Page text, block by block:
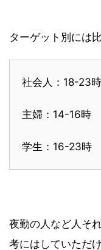
ターゲット別には
社会人：18-23
主婦：14-16時
学生：16-23時
夜勤の人など人そ
考にはしていただ